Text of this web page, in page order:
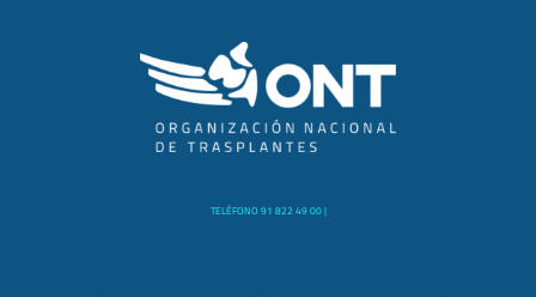
TELÉFONO 91 822 49 00 |